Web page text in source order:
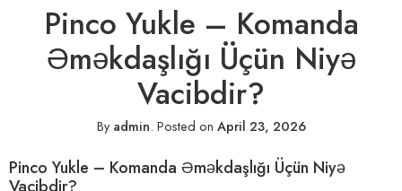
Pinco Yukle – Komanda
Əməkdaşlığı Üçün Niyə
Vacibdir?
Byadmin. Posted on April 23, 2026
Pinco Yukle – Komanda Əməkdaşlığı Üçün Niyə
Vacibdir?